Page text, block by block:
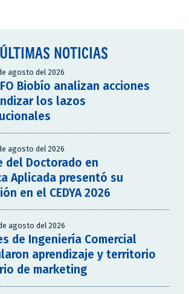
ÚLTIMAS NOTICIAS
agosto del 2026
Biobío analizan acciones
los lazos
agosto del 2026
del Doctorado en
Aplicada presentó su
en el CEDYA 2026
agosto del 2026
de Ingeniería Comercial
aprendizaje y territorio
de marketing